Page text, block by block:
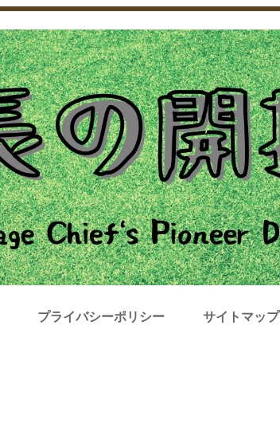
プライバシーポリシー サイトマップ